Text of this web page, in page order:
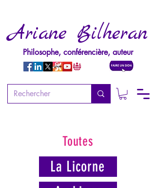
Ariane Bilheran
Philosophe, conférencière, auteur
Toutes
La Licorne